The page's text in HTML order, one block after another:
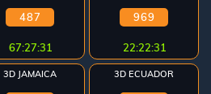
487
67:27:31
969
22:22:31
3D JAMAICA 3D ECUADOR